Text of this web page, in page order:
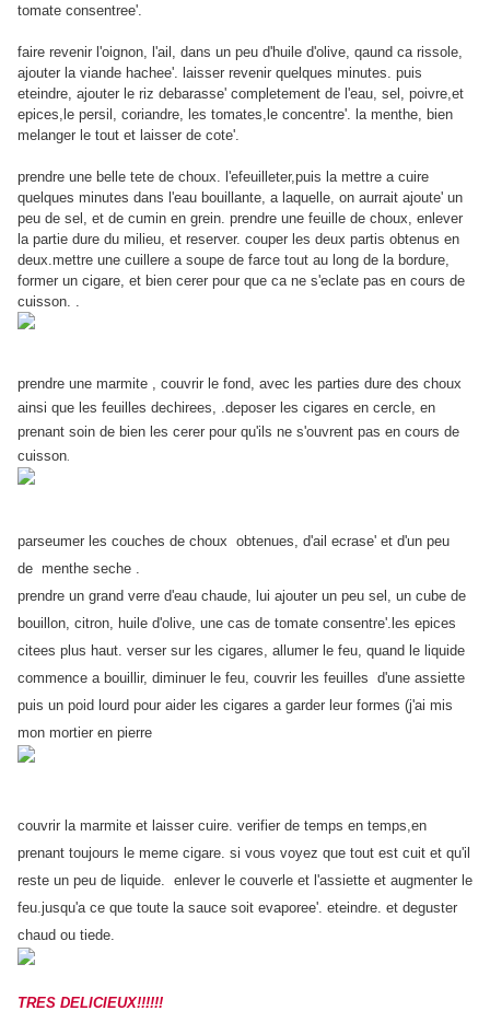
tomate consentree'.
faire revenir l'oignon, l'ail, dans un peu d'huile d'olive, qaund ca rissole,
ajouter la viande hachee'. laisser revenir quelques minutes. puis
eteindre, ajouter le riz debarasse' completement de l'eau, sel, poivre,et
epices,le persil, coriandre, les tomates,le concentre'. la menthe, bien
melanger le tout et laisser de cote'.
prendre une belle tete de choux. l'efeuilleter,puis la mettre a cuire
quelques minutes dans l'eau bouillante, a laquelle, on aurrait ajoute' un
peu de sel, et de cumin en grein. prendre une feuille de choux, enlever
la partie dure du milieu, et reserver. couper les deux partis obtenus en
deux.mettre une cuillere a soupe de farce tout au long de la bordure,
former un cigare, et bien cerer pour que ca ne s'eclate pas en cours de
cuisson. .
prendre une marmite , couvrir le fond, avec les parties dure des choux
ainsi que les feuilles dechirees, .deposer les cigares en cercle, en
prenant soin de bien les cerer pour qu'ils ne s'ouvrent pas en cours de
cuisson.
parseumer les couches de choux obtenues, d'ail ecrase' et d'un peu
de menthe seche .
prendre un grand verre d'eau chaude, lui ajouter un peu sel, un cube de
bouillon, citron, huile d'olive, une cas de tomate consentre'.les epices
citees plus haut. verser sur les cigares, allumer le feu, quand le liquide
commence a bouillir, diminuer le feu, couvrir les feuilles d'une assiette
puis un poid lourd pour aider les cigares a garder leur formes (j'ai mis
mon mortier en pierre
couvrir la marmite et laisser cuire. verifier de temps en temps,en
prenant toujours le meme cigare. si vous voyez que tout est cuit et qu'il
reste un peu de liquide. enlever le couverle et l'assiette et augmenter le
feu.jusqu'a ce que toute la sauce soit evaporee'. eteindre. et deguster
chaud ou tiede.
TRES DELICIEUX!!!!!!